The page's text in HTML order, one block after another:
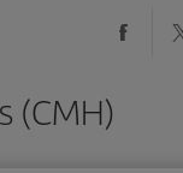
(CMH)